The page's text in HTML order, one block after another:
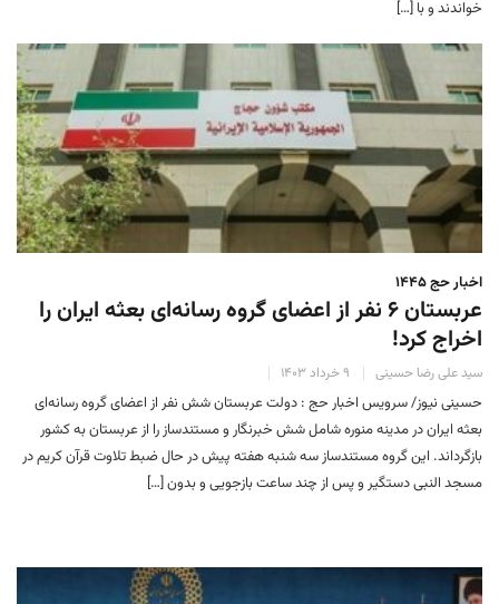
خواندند و با […]
اخبار حج ۱۴۴۵
عربستان ۶ نفر از اعضای گروه رسانه‌ای بعثه ایران را
اخراج کرد!
سید علی رضا حسینی ۹ خرداد ۱۴۰۳
حسینی نیوز/ سرویس اخبار حج : دولت عربستان شش نفر از اعضای گروه رسانه‌ای
بعثه ایران در مدینه منوره شامل شش خبرنگار و مستندساز را از عربستان به کشور
بازگرداند. این گروه مستندساز سه شنبه هفته پیش در حال ضبط تلاوت قرآن کریم در
مسجد النبی دستگیر و پس از چند ساعت بازجویی و بدون […]